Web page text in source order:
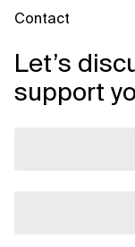
Contact
Let’s
support